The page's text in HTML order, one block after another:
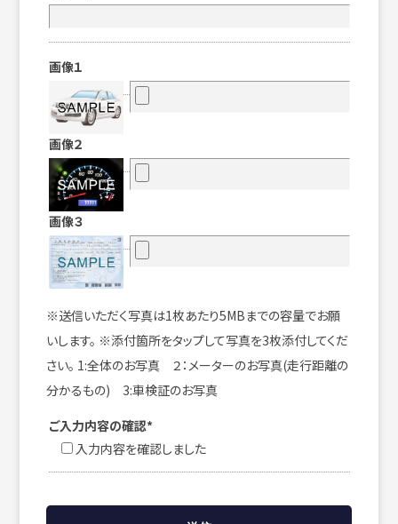
画像１
画像２
画像３
※送信いただく写真は1枚あたり5MBまでの容量でお願
いします。 ※添付箇所をタップして写真を3枚添付してくだ
さい。 1:全体のお写真 ２：メーターのお写真(走行距離の
分かるもの) 3:車検証のお写真
ご入力内容の確認*
入力内容を確認しました